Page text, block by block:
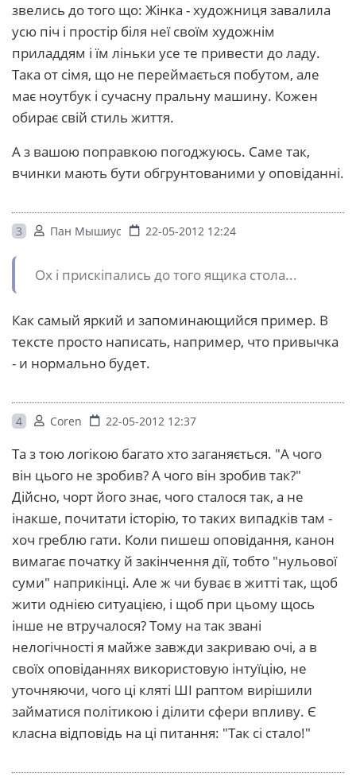
звелись до того що: Жінка - художниця завалила
усю піч і простір біля неї своїм художнім
приладдям і їм ліньки усе те привести до ладу.
Така от сімя, що не переймається побутом, але
має ноутбук і сучасну пральну машину. Кожен
обирає свій стиль життя.
А з вашою поправкою погоджуюсь. Саме так,
вчинки мають бути обгрунтованими у оповіданні.
3 Пан Мышиус 22-05-2012 12:24
Ох і прискіпались до того ящика стола...
Как самый яркий и запоминающийся пример. В
тексте просто написать, например, что привычка
- и нормально будет.
4 Coren 22-05-2012 12:37
Та з тою логікою багато хто заганяється. "А чого
він цього не зробив? А чого він зробив так?"
Дійсно, чорт його знає, чого сталося так, а не
інакше, почитати історію, то таких випадків там -
хоч греблю гати. Коли пишеш оповідання, канон
вимагає початку й закінчення дії, тобто "нульової
суми" наприкінці. Але ж чи буває в житті так, щоб
жити однією ситуацією, і щоб при цьому щось
інше не втручалося? Тому на так звані
нелогічності я майже завжди закриваю очі, а в
своїх оповіданнях використовую інтуїцію, не
уточняючи, чого ці кляті ШІ раптом вирішили
займатися політикою і ділити сфери впливу. Є
класна відповідь на ці питання: "Так сі стало!"